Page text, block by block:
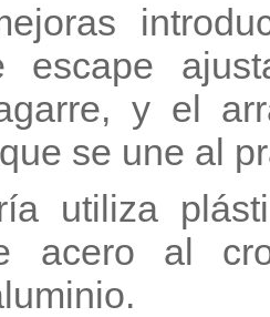
escape
y el
se une al
utiliza
acero al